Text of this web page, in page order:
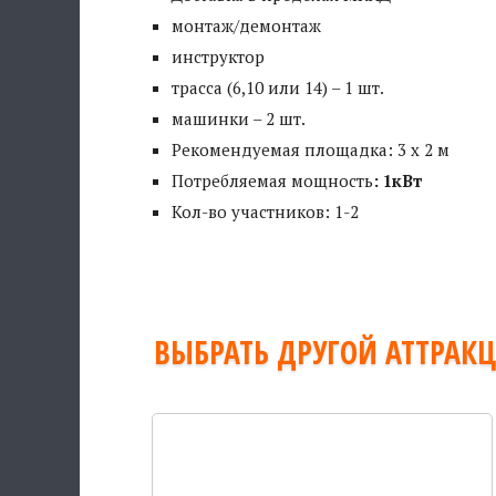
монтаж/демонтаж
инструктор
трасса (6,10 или 14) – 1 шт.
машинки – 2 шт.
Рекомендуемая площадка: 3 х 2 м
Потребляемая мощность: 1кВт
Кол-во участников: 1-2
ВЫБРАТЬ ДРУГОЙ